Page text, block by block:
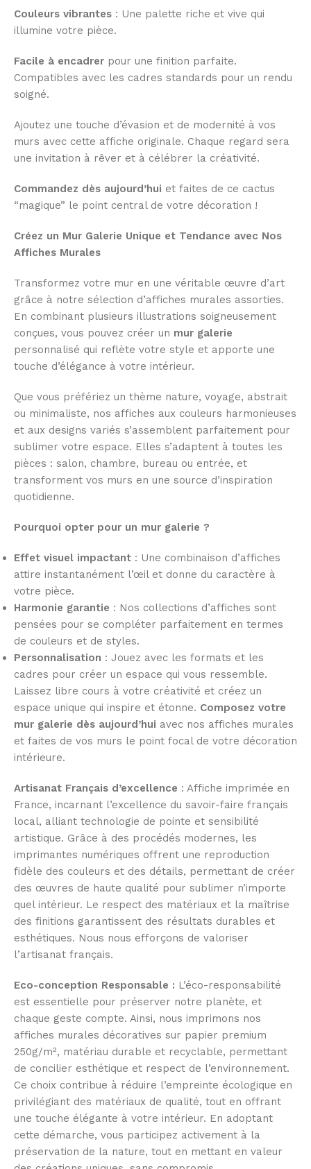
Couleurs vibrantes : Une palette riche et vive qui
illumine votre pièce.
Facile à encadrer pour une finition parfaite.
Compatibles avec les cadres standards pour un rendu
soigné.
Ajoutez une touche d’évasion et de modernité à vos
murs avec cette affiche originale. Chaque regard sera
une invitation à rêver et à célébrer la créativité.
Commandez dès aujourd’hui et faites de ce cactus
“magique” le point central de votre décoration !
Créez un Mur Galerie Unique et Tendance avec Nos
Affiches Murales
Transformez votre mur en une véritable œuvre d’art
grâce à notre sélection d’affiches murales assorties.
En combinant plusieurs illustrations soigneusement
conçues, vous pouvez créer un mur galerie
personnalisé qui reflète votre style et apporte une
touche d’élégance à votre intérieur.
Que vous préfériez un thème nature, voyage, abstrait
ou minimaliste, nos affiches aux couleurs harmonieuses
et aux designs variés s’assemblent parfaitement pour
sublimer votre espace. Elles s’adaptent à toutes les
pièces : salon, chambre, bureau ou entrée, et
transforment vos murs en une source d’inspiration
quotidienne.
Pourquoi opter pour un mur galerie ?
Effet visuel impactant : Une combinaison d’affiches
attire instantanément l’œil et donne du caractère à
votre pièce.
Harmonie garantie : Nos collections d’affiches sont
pensées pour se compléter parfaitement en termes
de couleurs et de styles.
Personnalisation : Jouez avec les formats et les
cadres pour créer un espace qui vous ressemble.
Laissez libre cours à votre créativité et créez un
espace unique qui inspire et étonne. Composez votre
mur galerie dès aujourd’hui avec nos affiches murales
et faites de vos murs le point focal de votre décoration
intérieure.
Artisanat Français d’excellence : Affiche imprimée en
France, incarnant l’excellence du savoir-faire français
local, alliant technologie de pointe et sensibilité
artistique. Grâce à des procédés modernes, les
imprimantes numériques offrent une reproduction
fidèle des couleurs et des détails, permettant de créer
des œuvres de haute qualité pour sublimer n’importe
quel intérieur. Le respect des matériaux et la maîtrise
des finitions garantissent des résultats durables et
esthétiques. Nous nous efforçons de valoriser
l’artisanat français.
Eco-conception Responsable : L’éco-responsabilité
est essentielle pour préserver notre planète, et
chaque geste compte. Ainsi, nous imprimons nos
affiches murales décoratives sur papier premium
250g/m², matériau durable et recyclable, permettant
de concilier esthétique et respect de l’environnement.
Ce choix contribue à réduire l’empreinte écologique en
privilégiant des matériaux de qualité, tout en offrant
une touche élégante à votre intérieur. En adoptant
cette démarche, vous participez activement à la
préservation de la nature, tout en mettant en valeur